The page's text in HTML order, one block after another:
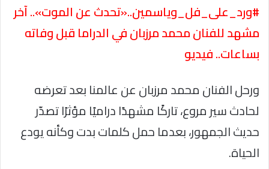
#ورد_على_فل_وياسمين..«تحدث عن الموت».. آخر
مشهد للفنان محمد مرزبان في الدراما قبل وفاته
بساعات.. فيديو
ورحل الفنان محمد مرزبان عن عالمنا بعد تعرضه
لحادث سير مروع، تاركًا مشهدًا دراميًا مؤثرًا تصدّر
حديث الجمهور، بعدما حمل كلمات بدت وكأنه يودع
الحياة.